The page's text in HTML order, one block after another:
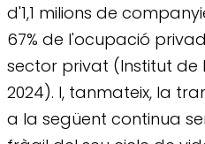
d'1,1 milions de
67% de l'ocupació
sector privat (Institut de
2024). I, tanmateix, la
a la següent continua